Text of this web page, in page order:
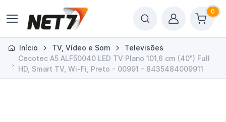
0
Início TV, Vídeo e Som
Televisões
Cecotec A5 ALF50040 LED TV Plano 101,6 cm (40") Full
HD, Smart TV, Wi-Fi, Preto - 00991 - 8435484009911